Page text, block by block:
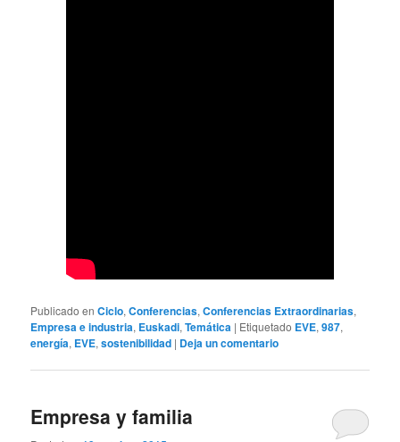
Publicado en Ciclo,Conferencias,Conferencias Extraordinarias,
Empresa e industria, Euskadi,Temática | Etiquetado EVE,987,
energía, EVE,sostenibilidad | Deja un comentario
Empresa y familia